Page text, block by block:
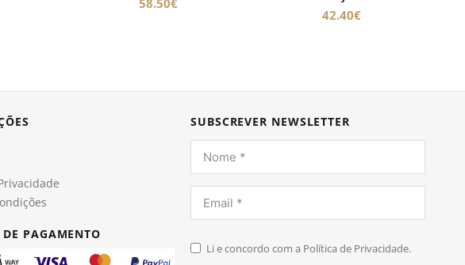
42.40€
DE PAGAMENTO
SUBSCREVER NEWSLETTER
Li e concordo com a Política de Privacidade.